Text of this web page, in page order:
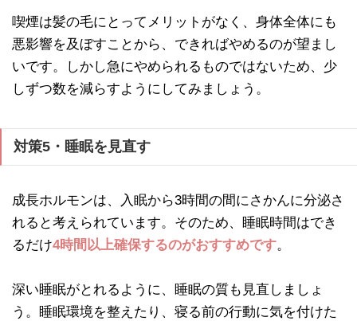
喫煙は髪の毛にとってメリットがなく、身体全体にも
悪影響を及ぼすことから、できればやめるのが望まし
いです。しかし急にやめられるものではないため、少
しずつ数を減らすようにしてみましょう。
対策5・睡眠を見直す
成長ホルモンは、入眠から3時間の間にさかんに分泌さ
れると考えられています。そのため、睡眠時間はでき
るだけ4時間以上確保するのがおすすめです。
深い睡眠がとれるように、睡眠の質も見直しましょ
う。睡眠環境を整えたり、寝る前の行動に気を付けた